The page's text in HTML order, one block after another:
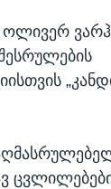
ოლივერ